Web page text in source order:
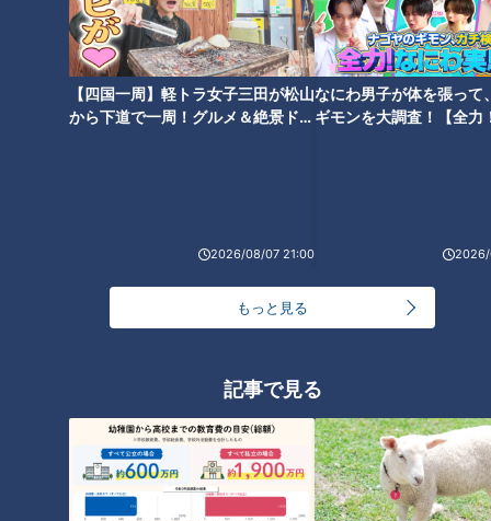
【四国一周】軽トラ女子三田が松山
から下道で一周！グルメ＆絶景ドラ
2026/08/07 21:00
なにわ男子が体を張って
ギモンを大調査！【全力
2026/
もっと見る
記事で見る
す。源泉100%掛け流しの天然温泉を求めて、遠方から訪れる
人も少なくありません。ファンデーションいらずになったとい
うこの女性も、今日は日帰りではなく宿泊で訪れていました。
（女性）